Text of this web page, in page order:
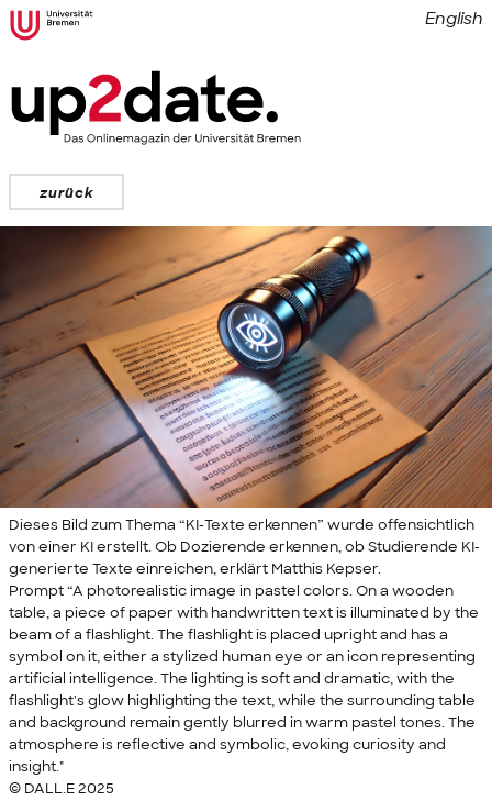
zurück
English
Dieses Bild zum Thema “KI-Texte erkennen” wurde offensichtlich
von einer KI erstellt. Ob Dozierende erkennen, ob Studierende KI-
generierte Texte einreichen, erklärt Matthis Kepser.
Prompt “A photorealistic image in pastel colors. On a wooden
table, a piece of paper with handwritten text is illuminated by the
beam of a flashlight. The flashlight is placed upright and has a
symbol on it, either a stylized human eye or an icon representing
artificial intelligence. The lighting is soft and dramatic, with the
flashlight's glow highlighting the text, while the surrounding table
and background remain gently blurred in warm pastel tones. The
atmosphere is reflective and symbolic, evoking curiosity and
insight."
© DALL.E 2025